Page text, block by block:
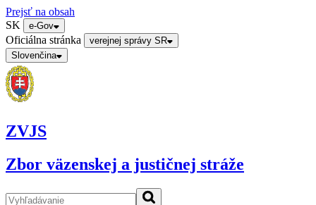
Prejsť na obsah
SK
e-Gov
Oficiálna stránka
verejnej správy SR
Slovenčina
ZVJS
Zbor väzenskej a justičnej stráže